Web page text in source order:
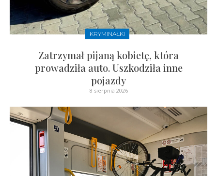
KRYMINAŁKI
Zatrzymał pijaną kobietę, która
prowadziła auto. Uszkodziła inne
pojazdy
8 sierpnia 2026